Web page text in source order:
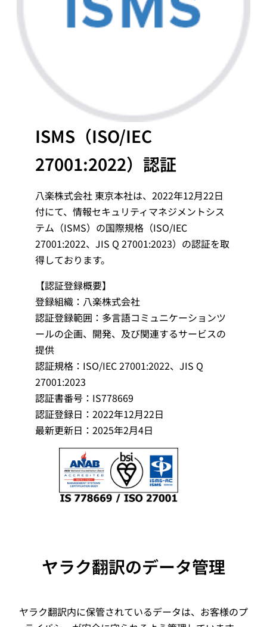
ISMS（ISO/IEC
27001:2022）認証
八楽株式会社 東京本社は、2022年12月22日
付にて、情報セキュリティマネジメントシス
テム（ISMS）の国際規格（ISO/IEC
27001:2022、JIS Q 27001:2023）の認証を取
得しております。
【認証登録概要】
登録組織：八楽株式会社
認証登録範囲：多言語コミュニケーションツ
ールの企画、開発、及び関連するサービスの
提供
認証規格：ISO/IEC 27001:2022、JIS Q
27001:2023
認証書番号：IS778669
認証登録日：2022年12月22日
最新更新日：2025年2月4日
ヤラク翻訳のデータ管理
ヤラク翻訳内に保管されているデータは、お客様のプ